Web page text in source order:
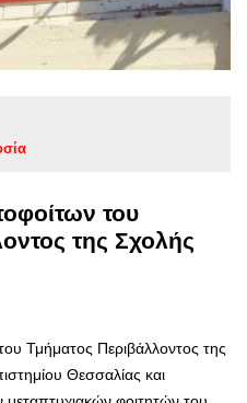
του
της Σχολής
Τμήματος Περιβάλλοντος της
Θεσσαλίας και